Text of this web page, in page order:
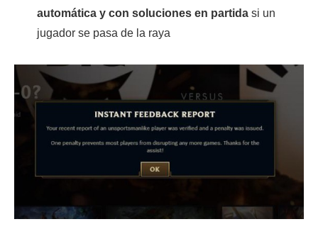
automática y con soluciones en partida si un
jugador se pasa de la raya